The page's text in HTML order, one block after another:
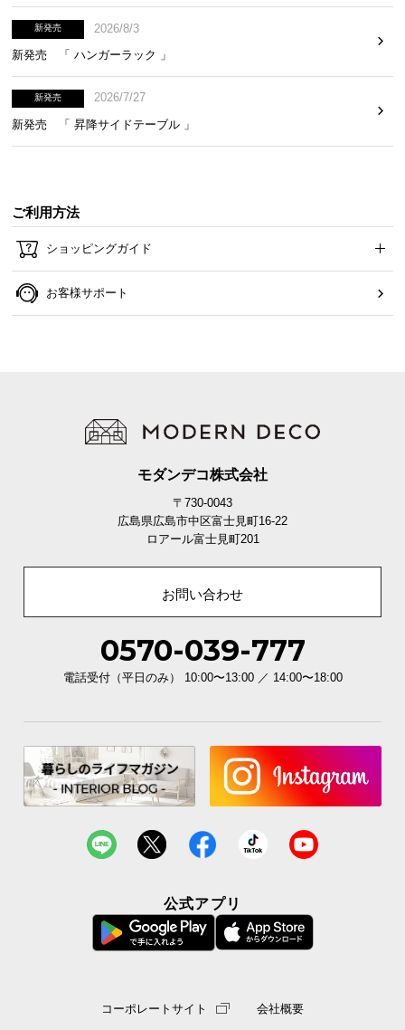
新発売
2026/8/3
新発売 「 ハンガーラック 」
新発売
2026/7/27
新発売 「 昇降サイドテーブル 」
ご利用方法
ショッピングガイド
お客様サポート
モダンデコ株式会社
〒730-0043
広島県広島市中区富士見町16-22
ロアール富士見町201
お問い合わせ
0570-039-777
電話受付（平日のみ） 10:00〜13:00 ／ 14:00〜18:00
公式アプリ
コーポレートサイト 会社概要